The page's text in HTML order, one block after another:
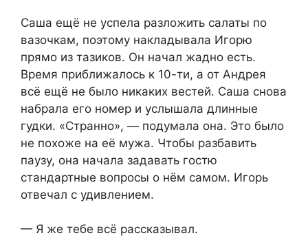
Саша ещё не успела разложить салаты по
вазочкам, поэтому накладывала Игорю
прямо из тазиков. Он начал жадно есть.
Время приближалось к 10-ти, а от Андрея
всё ещё не было никаких вестей. Саша снова
набрала его номер и услышала длинные
гудки. «Странно», — подумала она. Это было
не похоже на её мужа. Чтобы разбавить
паузу, она начала задавать гостю
стандартные вопросы о нём самом. Игорь
отвечал с удивлением.
— Я же тебе всё рассказывал.